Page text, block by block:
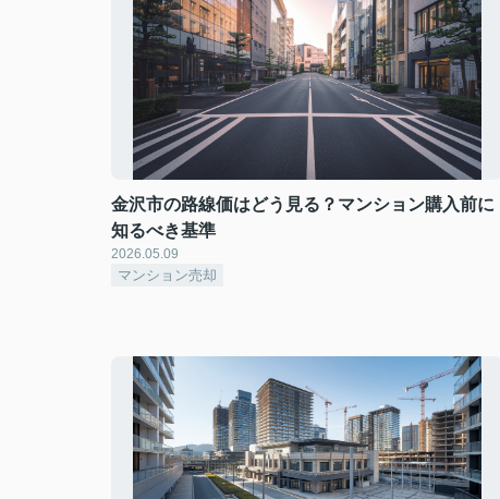
金沢市の路線価はどう見る？マンション購入前に
知るべき基準
2026.05.09
マンション売却